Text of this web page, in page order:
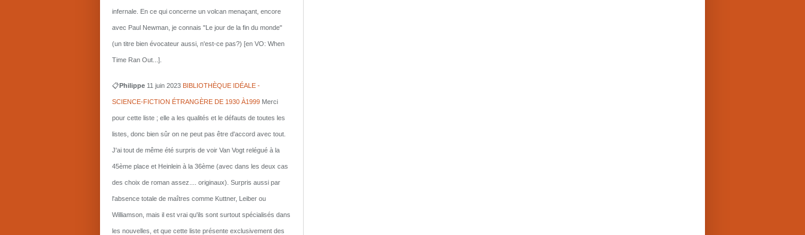
infernale. En ce qui concerne un volcan menaçant, encore
avec Paul Newman, je connais "Le jour de la fin du monde"
(un titre bien évocateur aussi, n'est-ce pas?) [en VO: When
Time Ran Out...].
📋Philippe 11 juin 2023 BIBLIOTHÈQUE IDÉALE -
SCIENCE-FICTION ÉTRANGÈRE DE 1930 À1999 Merci
pour cette liste ; elle a les qualités et le défauts de toutes les
listes, donc bien sûr on ne peut pas être d'accord avec tout.
J'ai tout de même été surpris de voir Van Vogt relégué à la
45ème place et Heinlein à la 36ème (avec dans les deux cas
des choix de roman assez.... originaux). Surpris aussi par
l'absence totale de maîtres comme Kuttner, Leiber ou
Williamson, mais il est vrai qu'ils sont surtout spécialisés dans
les nouvelles, et que cette liste présente exclusivement des